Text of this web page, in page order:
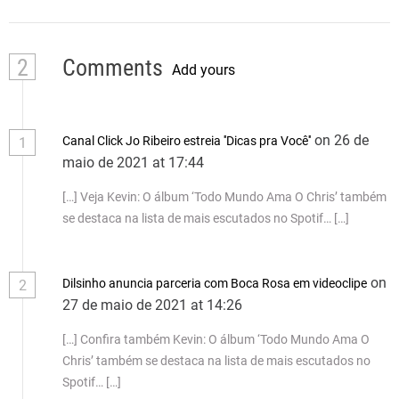
2 Comments Add yours
1 Canal Click Jo Ribeiro estreia ''Dicas pra Você'' on 26 de
maio de 2021 at 17:44
[…] Veja Kevin: O álbum ‘Todo Mundo Ama O Chris’ também
se destaca na lista de mais escutados no Spotif… […]
2 Dilsinho anuncia parceria com Boca Rosa em videoclipe on
27 de maio de 2021 at 14:26
[…] Confira também Kevin: O álbum ‘Todo Mundo Ama O
Chris’ também se destaca na lista de mais escutados no
Spotif… […]